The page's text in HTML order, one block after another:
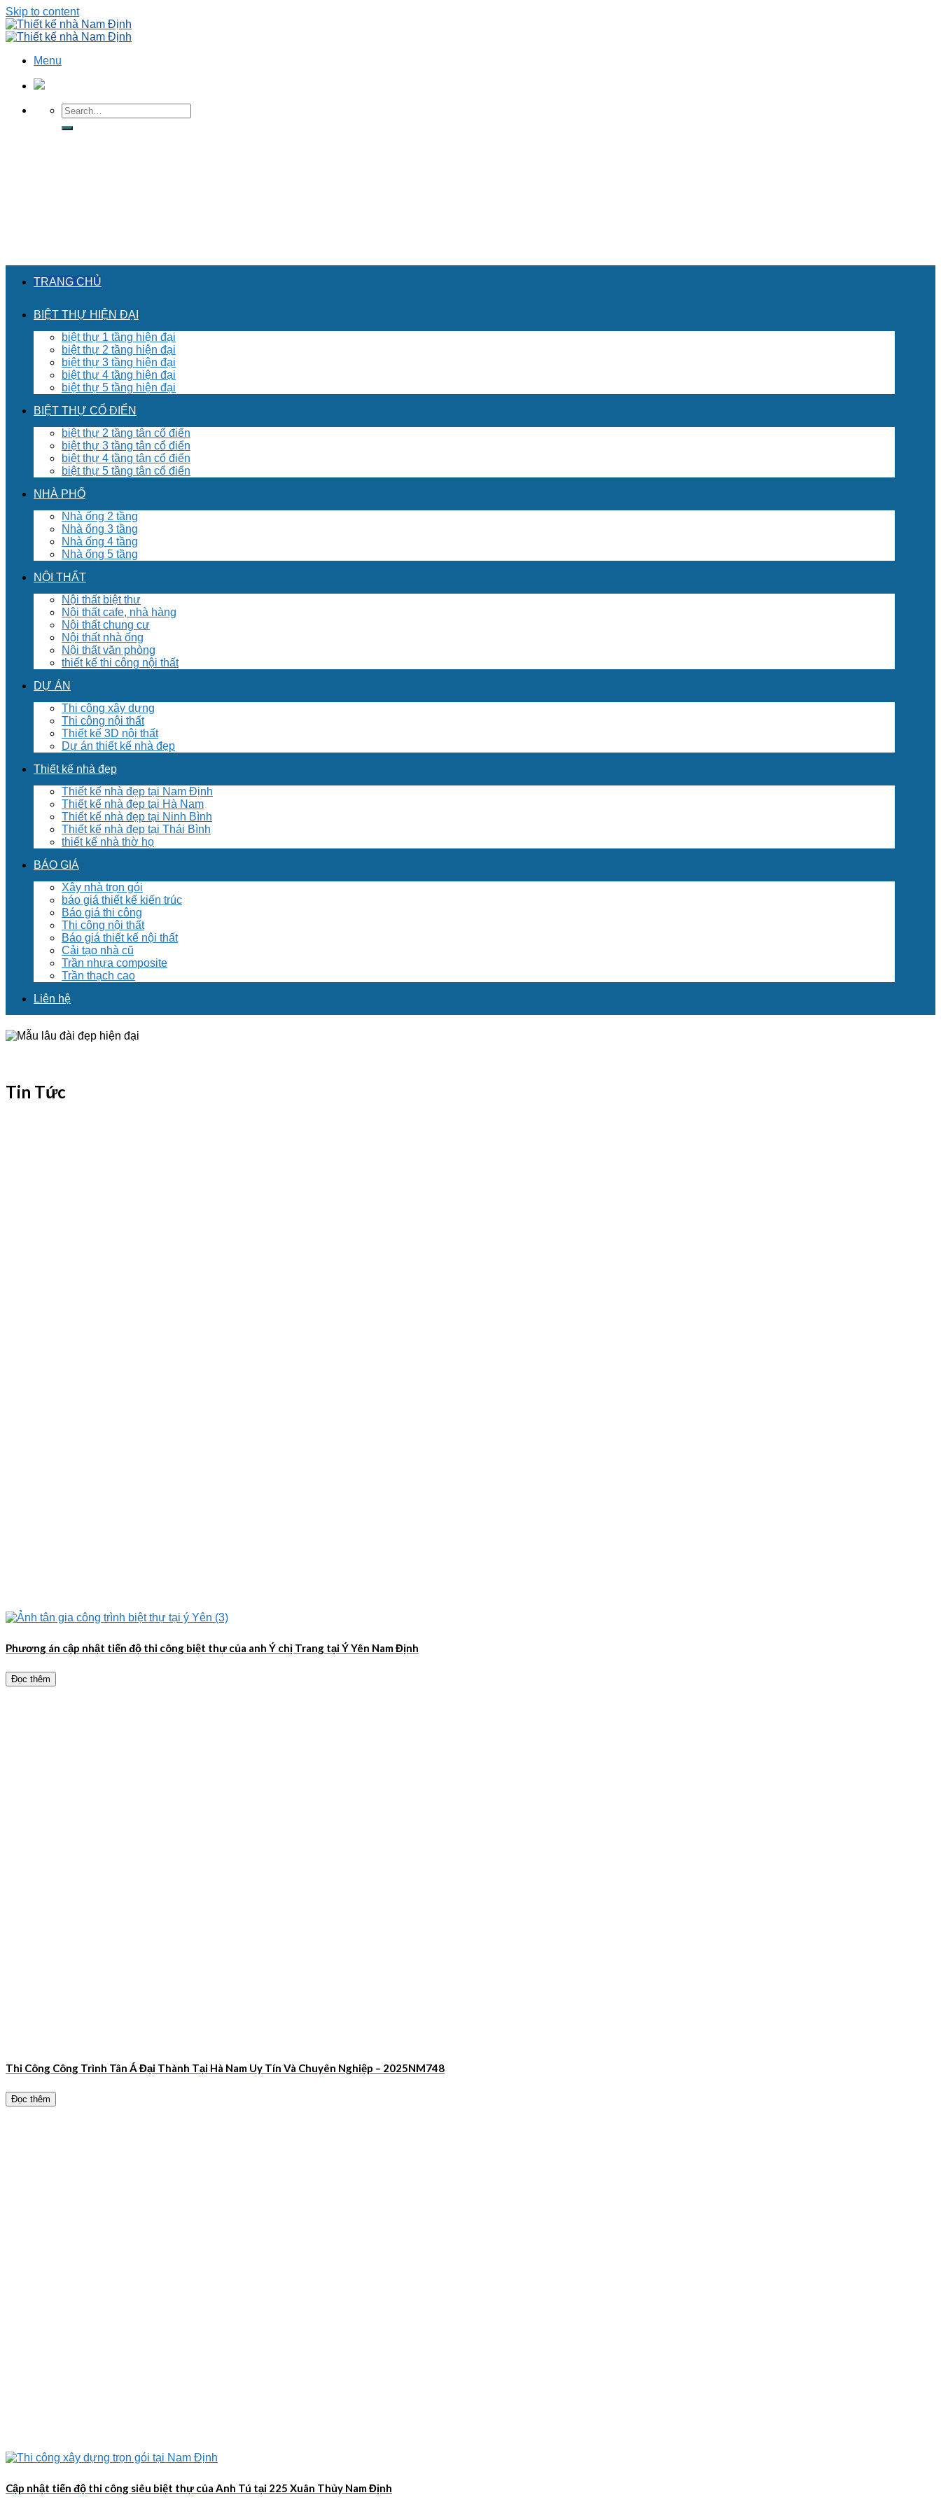
Skip to content
Menu
TRANG CHỦ
BIỆT THỰ HIỆN ĐẠI
biệt thự 1 tầng hiện đại
biệt thự 2 tầng hiện đại
biệt thự 3 tầng hiện đại
biệt thự 4 tầng hiện đại
biệt thự 5 tầng hiện đại
BIỆT THỰ CỔ ĐIỂN
biệt thự 2 tầng tân cổ điển
biệt thự 3 tầng tân cổ điển
biệt thự 4 tầng tân cổ điển
biệt thự 5 tầng tân cổ điển
NHÀ PHỐ
Nhà ống 2 tầng
Nhà ống 3 tầng
Nhà ống 4 tầng
Nhà ống 5 tầng
NỘI THẤT
Nội thất biệt thư
Nội thất cafe, nhà hàng
Nội thất chung cư
Nội thất nhà ống
Nội thất văn phòng
thiết kế thi công nội thất
DỰ ÁN
Thi công xây dựng
Thi công nội thất
Thiết kế 3D nội thất
Dự án thiết kế nhà đẹp
Thiết kế nhà đẹp
Thiết kế nhà đẹp tại Nam Định
Thiết kế nhà đẹp tại Hà Nam
Thiết kế nhà đẹp tại Ninh Bình
Thiết kế nhà đẹp tại Thái Bình
thiết kế nhà thờ họ
BÁO GIÁ
Xây nhà trọn gói
báo giá thiết kế kiến trúc
Báo giá thi công
Thi công nội thất
Báo giá thiết kế nội thất
Cải tạo nhà cũ
Trần nhựa composite
Trần thạch cao
Liên hệ
Tin Tức
Phương án cập nhật tiến độ thi công biệt thự của anh Ý chị Trang tại Ý Yên Nam Định
Đọc thêm
Thi Công Công Trình Tân Á Đại Thành Tại Hà Nam Uy Tín Và Chuyên Nghiệp – 2025NM748
Đọc thêm
Cập nhật tiến độ thi công siêu biệt thự của Anh Tú tại 225 Xuân Thủy Nam Định